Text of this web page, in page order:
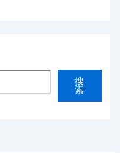
搜
索